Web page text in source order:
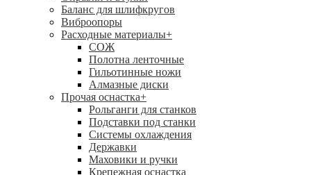
Баланс для шлифкругов
Виброопоры
Расходные материалы+
СОЖ
Полотна ленточные
Гильотинные ножи
Алмазные диски
Прочая оснастка+
Рольганги для станков
Подставки под станки
Системы охлаждения
Державки
Маховики и ручки
Крепежная оснастка